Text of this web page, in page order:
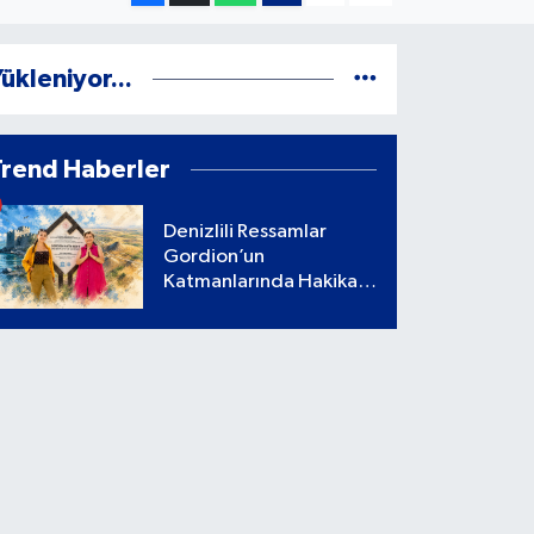
Haberler
Denizlili Ressamlar
Gordion’un
Katmanlarında Hakikati